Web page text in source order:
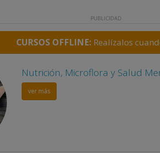
PUBLICIDAD
CURSOS OFFLINE: Realízalos
Psicodiagnóstico a través del
ver más